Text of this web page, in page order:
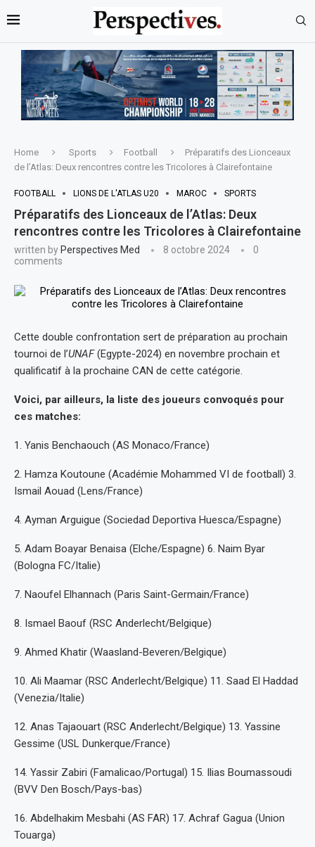
Home Sports Football
Préparatifs des Lionceaux
de l’Atlas: Deux rencontres contre les Tricolores à Clairefontaine
FOOTBALL LIONS DE L'ATLAS U20 MAROC SPORTS
Préparatifs des Lionceaux de l’Atlas: Deux
rencontres contre les Tricolores à Clairefontaine
written by Perspectives Med 8 octobre 2024
0
comments
Cette double confrontation sert de préparation au prochain
tournoi de l’UNAF(Egypte-2024) en novembre prochain et
qualificatif à la prochaine CAN de cette catégorie.
Voici, par ailleurs, la liste des joueurs convoqués pour
ces matches:
1. Yanis Benchaouch (AS Monaco/France)
2. Hamza Koutoune (Académie Mohammed VI de football) 3.
Ismail Aouad (Lens/France)
4. Ayman Arguigue (Sociedad Deportiva Huesca/Espagne)
5. Adam Boayar Benaisa (Elche/Espagne) 6. Naim Byar
(Bologna FC/Italie)
7. Naoufel Elhannach (Paris Saint-Germain/France)
8. Ismael Baouf (RSC Anderlecht/Belgique)
9. Ahmed Khatir (Waasland-Beveren/Belgique)
10. Ali Maamar (RSC Anderlecht/Belgique) 11. Saad El Haddad
(Venezia/Italie)
12. Anas Tajaouart (RSC Anderlecht/Belgique) 13. Yassine
Gessime (USL Dunkerque/France)
14. Yassir Zabiri (Famalicao/Portugal) 15. Ilias Boumassoudi
(BVV Den Bosch/Pays-bas)
16. Abdelhakim Mesbahi (AS FAR) 17. Achraf Gagua (Union
Touarga)